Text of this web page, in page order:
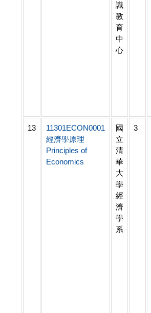
識
教
育
中
心
13
11301ECON0001
經濟學原理
Principles of
Economics
國
立
清
華
大
學
經
濟
學
系
3